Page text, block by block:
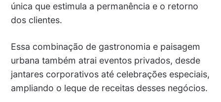
única que estimula a permanência e o retorno
dos clientes.
Essa combinação de gastronomia e paisagem
urbana também atrai eventos privados, desde
jantares corporativos até celebrações especiais,
ampliando o leque de receitas desses negócios.